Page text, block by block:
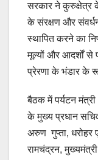
सरकार ने कुरुक्षेत्र
के संरक्षण और
स्थापित करने का
मूल्यों और आदर्शों से
प्रेरणा के भंडार के
बैठक में पर्यटन मंत्री
के मुख्य प्रधान
अरुण गुप्ता, धरोहर
रामचंद्रन,